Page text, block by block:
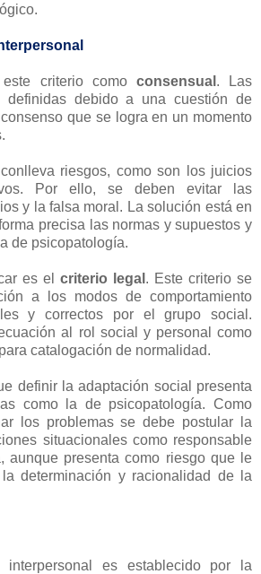
criterio como consensual . Las
definidas debido a una cuestión de
que se logra en un momento
riesgos, como son los juicios
Por ello, se deben evitar las
y la falsa moral. La solución está en
precisa las normas y supuestos y
de psicopatología.
es el criterio legal . Este criterio se
a los modos de comportamiento
y correctos por el grupo social.
al rol social y personal como
catalogación de normalidad.
definir la adaptación social presenta
como la de psicopatología. Como
los problemas se debe postular la
situacionales como responsable
aunque presenta como riesgo que le
determinación y racionalidad de la
es establecido por la